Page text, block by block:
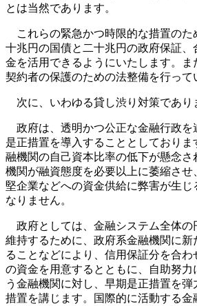
とは当然であります。
これらの緊急かつ時限的な措置のた
十兆円の国債と二十兆円の政府保証、
金を活用できるようにいたします。ま
契約者の保護のための法整備を行って
次に、いわゆる貸し渋り対策であり
政府は、透明かつ公正な金融行政を
是正措置を導入することとしており
融機関の自己資本比率の低下が懸念さ
機関が融資態度を必要以上に萎縮させ
堅企業などへの資金供給に弊害が生
なりません。
政府としては、金融システム全体の
維持するために、政府系金融機関に新
ることなどにより、信用保証分を合わ
の資金を用意するとともに、自助努
う金融機関に対し、早期是正措置を
措置を講じます。国際的に活動する金